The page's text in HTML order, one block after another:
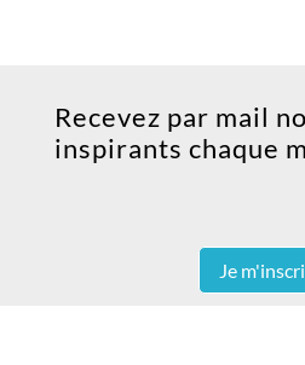
Recevez par mail
inspirants chaque
Je